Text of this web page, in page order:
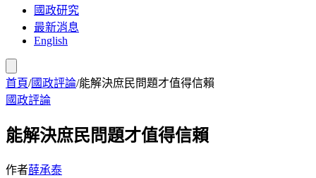
國政研究
最新消息
English
首頁/國政評論/能解決庶民問題才值得信賴
國政評論
能解決庶民問題才值得信賴
作者薛承泰